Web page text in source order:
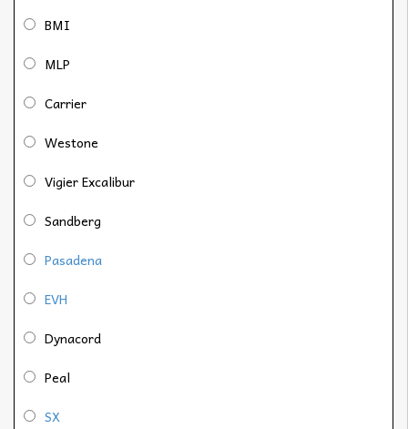
BMI
MLP
Carrier
Westone
Vigier Excalibur
Sandberg
Pasadena
EVH
Dynacord
Peal
SX